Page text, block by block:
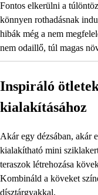
Fontos elkerülni a
könnyen rothadásnak
hibák még a nem
nem odaillő, túl magas
Inspiráló
kialakításához
Akár egy dézsában, akár
kialakítható mini
teraszok létrehozása
Kombináld a köveket
dísztárgyakkal.